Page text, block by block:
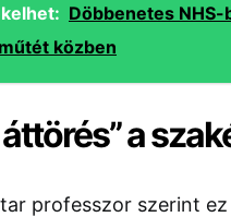
Döbbenetes
közben
áttörés” a
professzor szerint